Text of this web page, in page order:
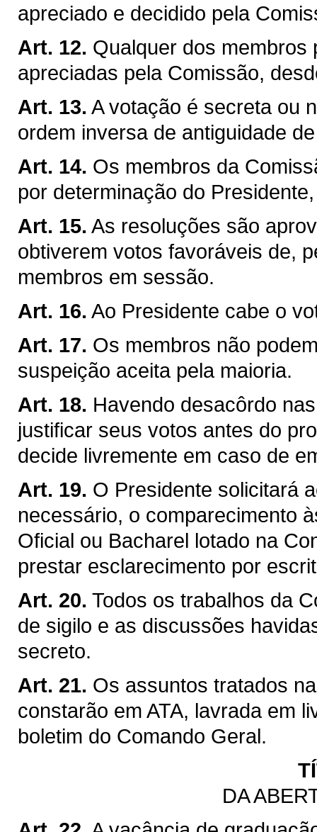
apreciado e decidido pela
Art. 12. Qualquer dos membros
apreciadas pela Comissão,
Art. 13. A votação é secreta ou
ordem inversa de antiguidade
Art. 14. Os membros da
por determinação do
Art. 15. As resoluções são
obtiverem votos favoráveis de,
membros em sessão.
Art. 16. Ao Presidente cabe o
Art. 17. Os membros não
suspeição aceita pela maioria.
Art. 18. Havendo desacôrdo
justificar seus votos antes do
decide livremente em caso de
Art. 19. O Presidente solicitará
necessário, o comparecimento
Oficial ou Bacharel lotado na
prestar esclarecimento por
Art. 20. Todos os trabalhos da
de sigilo e as discussões
secreto.
Art. 21. Os assuntos tratados
constarão em ATA, lavrada em
boletim do Comando Geral.
DA